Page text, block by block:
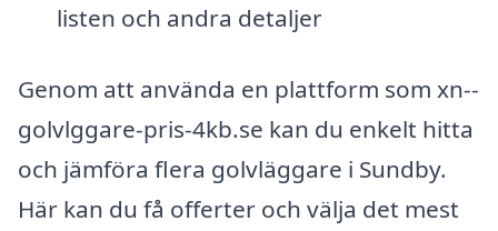
listen och andra detaljer
Genom att använda en plattform som xn--
golvlggare-pris-4kb.se kan du enkelt hitta
och jämföra flera golvläggare i Sundby.
Här kan du få offerter och välja det mest